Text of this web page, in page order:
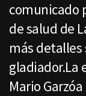
comunicado
de salud de
más detalles
gladiador.La
Mario